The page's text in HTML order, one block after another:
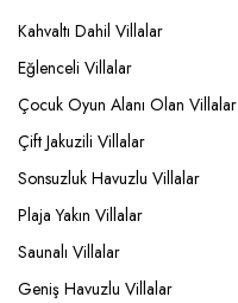
Kahvaltı Dahil Villalar
Eğlenceli Villalar
Çocuk Oyun Alanı Olan Villalar
Çift Jakuzili Villalar
Sonsuzluk Havuzlu Villalar
Plaja Yakın Villalar
Saunalı Villalar
Geniş Havuzlu Villalar